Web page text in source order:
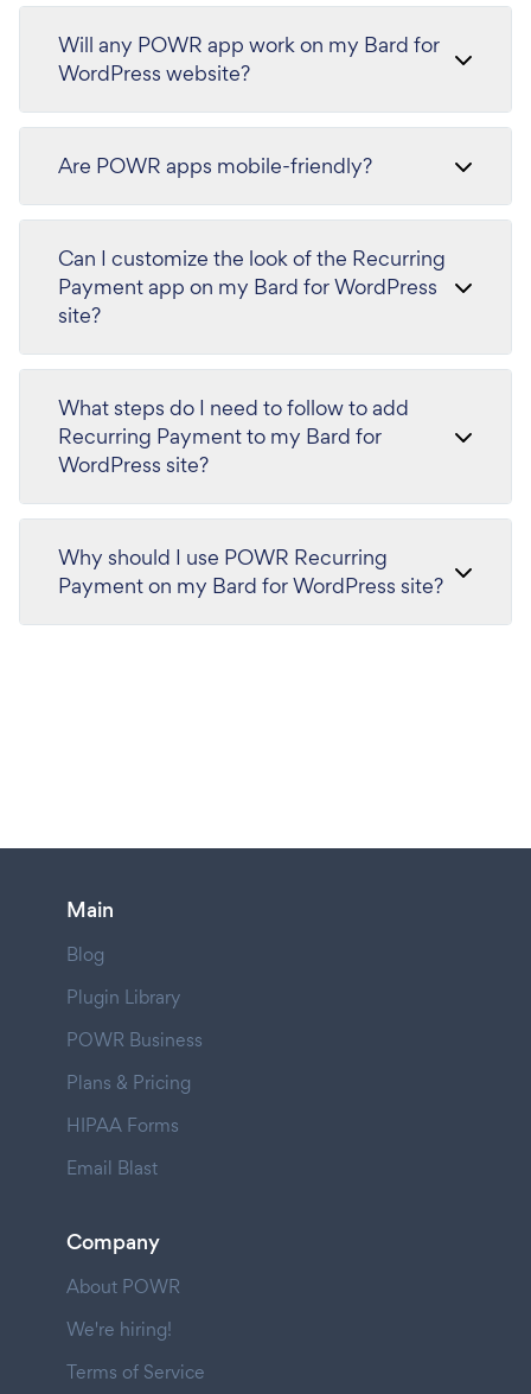
Will any POWR app work on my Bard for
WordPress website?
Are POWR apps mobile-friendly?
Can I customize the look of the Recurring
Payment app on my Bard for WordPress
site?
What steps do I need to follow to add
Recurring Payment to my Bard for
WordPress site?
Why should I use POWR Recurring
Payment on my Bard for WordPress site?
Main
Blog
Plugin Library
POWR Business
Plans & Pricing
HIPAA Forms
Email Blast
Company
About POWR
We're hiring!
Terms of Service